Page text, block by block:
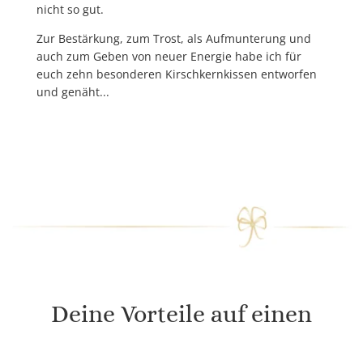
nicht so gut.
Zur Bestärkung, zum Trost, als Aufmunterung und
auch zum Geben von neuer Energiehabe ich für
euch zehn besonderen Kirschkernkissen entworfen
und genäht...
Deine Vorteile auf einen